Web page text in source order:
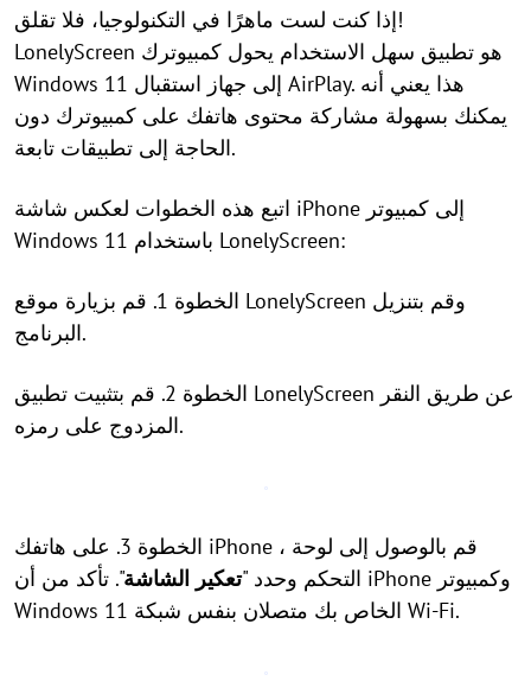
إذا كنت لست ماهرًا في التكنولوجيا، فلا تقلق!
LonelyScreen هو تطبيق سهل الاستخدام يحول كمبيوترك
Windows 11 إلى جهاز استقبال AirPlay. هذا يعني أنه
يمكنك بسهولة مشاركة محتوى هاتفك على كمبيوترك دون
الحاجة إلى تطبيقات تابعة.
اتبع هذه الخطوات لعكس شاشة iPhone إلى كمبيوتر
Windows 11 باستخدام LonelyScreen:
الخطوة 1. قم بزيارة موقع LonelyScreen وقم بتنزيل
البرنامج.
الخطوة 2. قم بتثبيت تطبيق LonelyScreen عن طريق النقر
المزدوج على رمزه.
الخطوة 3. على هاتفك iPhone ، قم بالوصول إلى لوحة
التحكم وحدد "تعكير الشاشة". تأكد من أن iPhone وكمبيوتر
Windows 11 الخاص بك متصلان بنفس شبكة Wi-Fi.